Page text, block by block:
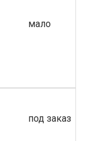
мало
под заказ